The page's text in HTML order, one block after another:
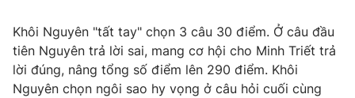
Khôi Nguyên "tất tay" chọn 3 câu 30 điểm. Ở câu đầu
tiên Nguyên trả lời sai, mang cơ hội cho Minh Triết trả
lời đúng, nâng tổng số điểm lên 290 điểm. Khôi
Nguyên chọn ngôi sao hy vọng ở câu hỏi cuối cùng